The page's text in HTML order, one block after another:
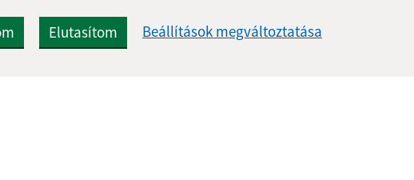
Elutasítom Beállítások megváltoztatása